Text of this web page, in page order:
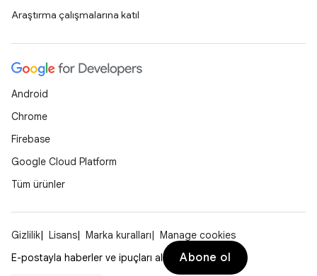
Araştırma çalışmalarına katıl
Android
Chrome
Firebase
Google Cloud Platform
Tüm ürünler
Gizlilik Lisans Marka kuralları
Manage cookies
E-postayla haberler ve ipuçları al
Abone ol